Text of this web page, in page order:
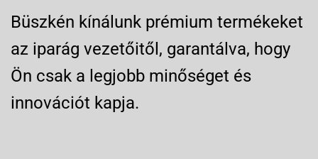
Büszkén kínálunk prémium termékeket
az iparág vezetőitől, garantálva, hogy
Ön csak a legjobb minőséget és
innovációt kapja.